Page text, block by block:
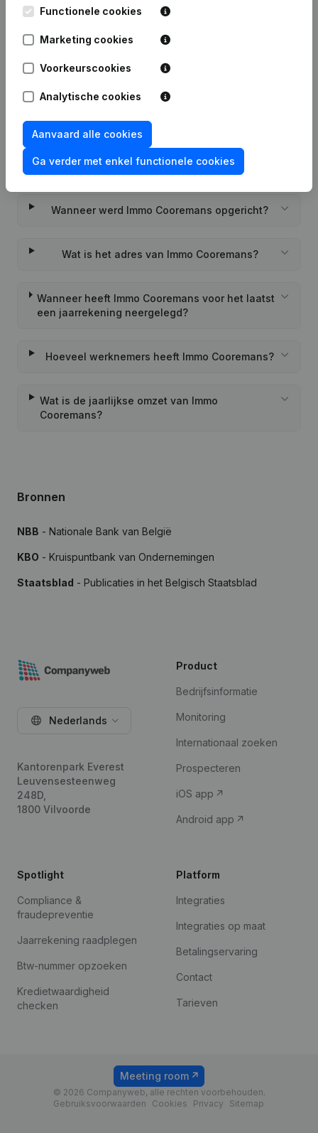
Wat is het btw-nummer van Immo Cooremans?
Wat is het PEPPOL ID van Immo Cooremans?
Wanneer werd Immo Cooremans opgericht?
Wat is het adres van Immo Cooremans?
Wanneer heeft Immo Cooremans voor het laatst
een jaarrekening neergelegd?
Hoeveel werknemers heeft Immo Cooremans?
Wat is de jaarlijkse omzet van Immo
Cooremans?
Bronnen
NBB - Nationale Bank van België
KBO - Kruispuntbank van Ondernemingen
Staatsblad - Publicaties in het Belgisch Staatsblad
Functionele cookies
Marketing cookies
Voorkeurscookies
Analytische cookies
Aanvaard alle cookies
Ga verder met enkel functionele cookies
Nederlands
Kantorenpark Everest
Leuvensesteenweg
248D,
1800 Vilvoorde
Product
Bedrijfsinformatie
Monitoring
Internationaal zoeken
Prospecteren
iOS app
Android app
Spotlight
Compliance &
fraudepreventie
Jaarrekening raadplegen
Btw-nummer opzoeken
Kredietwaardigheid
checken
Platform
Integraties
Integraties op maat
Betalingservaring
Contact
Tarieven
© 2026 Companyweb, alle rechten voorbehouden.
Gebruiksvoorwaarden
Cookies Privacy Sitemap
Meeting room